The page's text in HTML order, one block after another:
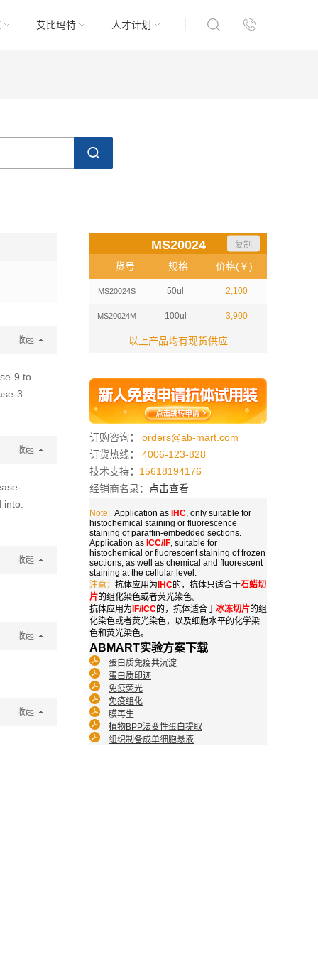
艾比玛特 人才计划
MS20024 复制
货号 规格 价格(￥)
MS20024S 50ul 2,100
MS20024M 100ul 3,900
以上产品均有现货供应
订购咨询：
orders@ab-mart.com
订货热线：
4006-123-828
技术支持： 15618194176
经销商名录：
点击查看
Note: Application as IHC, only suitable for
histochemical staining or fluorescence
staining of paraffin-embedded sections.
Application as ICC/IF, suitable for
histochemical or fluorescent staining of frozen
sections, as well as chemical and fluorescent
staining at the cellular level.
注意： 抗体应用为 IHC的，抗体只适合于石蜡切
片的组化染色或者荧光染色。
抗体应用为 IF/ICC的，抗体适合于冰冻切片的组
化染色或者荧光染色，以及细胞水平的化学染
色和荧光染色。
ABMART实验方案下载
蛋白质免疫共沉淀
蛋白质印迹
免疫荧光
免疫组化
膜再生
植物BPP法变性蛋白提取
组织制备成单细胞悬液
收起
9 to
3.
收起
into:
收起
收起
收起